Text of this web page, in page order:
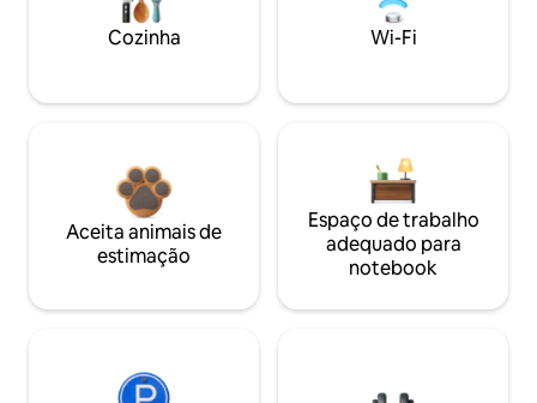
Cozinha Wi-Fi
Aceita animais de
estimação
Espaço de trabalho
adequado para
notebook